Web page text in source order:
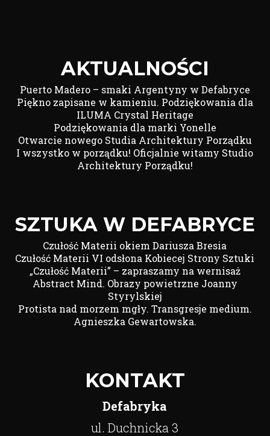
AKTUALNOŚCI
Puerto Madero – smaki Argentyny w Defabryce
Piękno zapisane w kamieniu. Podziękowania dla
ILUMA Crystal Heritage
Podziękowania dla marki Yonelle
Otwarcie nowego Studia Architektury Porządku
I wszystko w porządku! Oficjalnie witamy Studio
Architektury Porządku!
SZTUKA W DEFABRYCE
Czułość Materii okiem Dariusza Bresia
Czułość Materii VI odsłona Kobiecej Strony Sztuki
„Czułość Materii” – zapraszamy na wernisaż
Abstract Mind. Obrazy powietrzne Joanny
Styrylskiej
Protista nad morzem mgły. Transgresje medium.
Agnieszka Gewartowska.
KONTAKT
Defabryka
ul. Duchnicka 3